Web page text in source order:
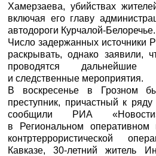
Хамерзаева, убийствах
включая его главу
автодороги Курчалой-Белоречье.
Число задержанных источники
раскрывать, однако заявили,
проводятся дальнейшие
и следственные мероприятия.
В воскресенье в Грозном
преступник, причастный к
сообщили
РИА
в Региональном
контртеррористической
Кавказе, 30-летний житель